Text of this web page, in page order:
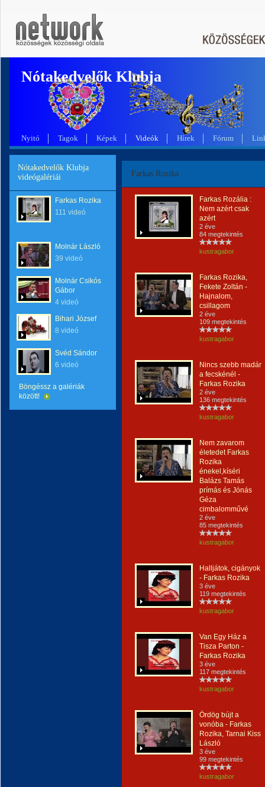
Nótakedvelők Klubja
Nyitó Tagok Képek Videók Hírek Fórum
Nótakedvelők Klubja
videógalériái
Farkas Rozika
111 videó
Molnár László
39 videó
Molnár Csikós
Gábor
4 videó
Bihari József
8 videó
Svéd Sándor
6 videó
Böngéssz a galériák
között!
Farkas Rozika
Farkas Rozália :
Nem azért csak
azért
2 éve
84 megtekintés
kustragabor
Farkas Rozika,
Fekete Zoltán -
Hajnalom,
csillagom
2 éve
109 megtekintés
kustragabor
Nincs szebb madár
a fecskénél -
Farkas Rozika
2 éve
136 megtekintés
kustragabor
Nem zavarom
életedet Farkas
Rozika
énekel,kíséri
Balázs Tamás
prímás és Jónás
Géza
cimbalomművé
2 éve
85 megtekintés
kustragabor
Halljátok, cigányok
- Farkas Rozika
3 éve
119 megtekintés
kustragabor
Van Egy Ház a
Tisza Parton -
Farkas Rozika
3 éve
117 megtekintés
kustragabor
Ördög bújt a
vonóba - Farkas
Rozika, Tarnai Kiss
László
3 éve
99 megtekintés
kustragabor